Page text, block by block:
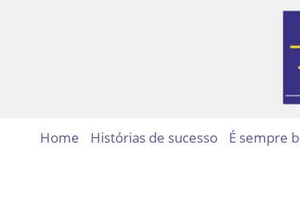
Home Histórias de sucesso É sempre